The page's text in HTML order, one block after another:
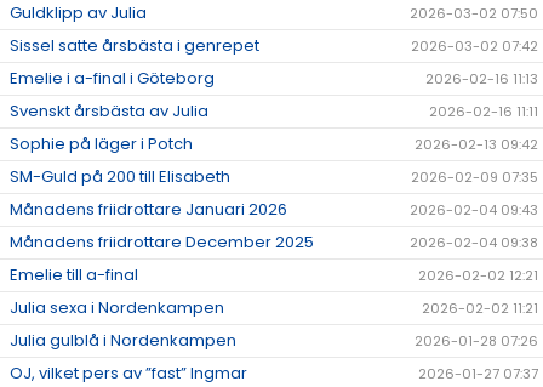
Guldklipp av Julia 2026-03-02 07:50
Sissel satte årsbästa i genrepet 2026-03-02 07:42
Emelie i a-final i Göteborg 2026-02-16 11:13
Svenskt årsbästa av Julia 2026-02-16 11:11
Sophie på läger i Potch 2026-02-13 09:42
SM-Guld på 200 till Elisabeth 2026-02-09 07:35
Månadens friidrottare Januari 2026 2026-02-04 09:43
Månadens friidrottare December 2025 2026-02-04 09:38
Emelie till a-final 2026-02-02 12:21
Julia sexa i Nordenkampen 2026-02-02 11:21
Julia gulblå i Nordenkampen 2026-01-28 07:26
OJ, vilket pers av ”fast” Ingmar 2026-01-27 07:37